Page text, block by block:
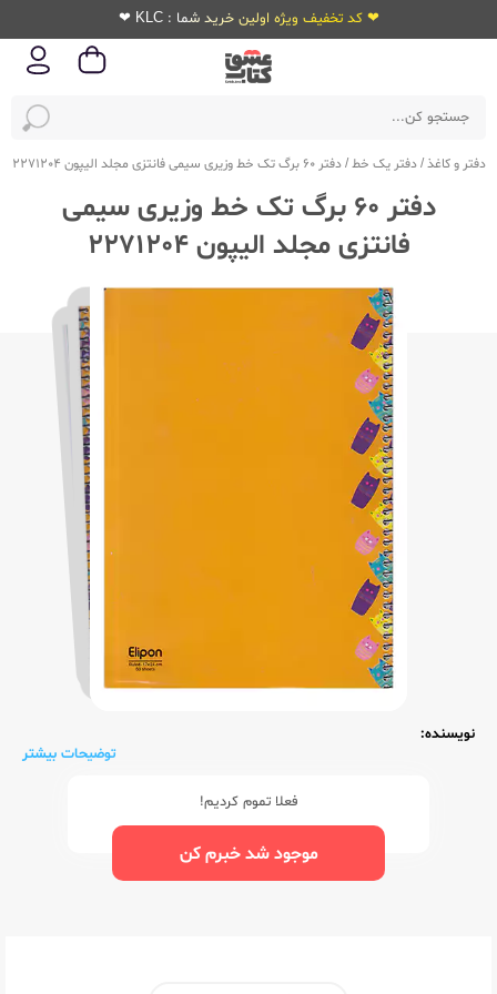
❤ کد تخفیف ویژه اولین خرید شما : KLC ❤
دفتر و کاغذ/دفتر یک خط/دفتر 60 برگ تک خط وزیری سیمی فانتزی مجلد الیپون 2271204
دفتر 60 برگ تک خط وزیری سیمی
فانتزی مجلد الیپون 2271204
نویسنده:
توضیحات بیشتر
فعلا تموم کردیم!
موجود شد خبرم کن